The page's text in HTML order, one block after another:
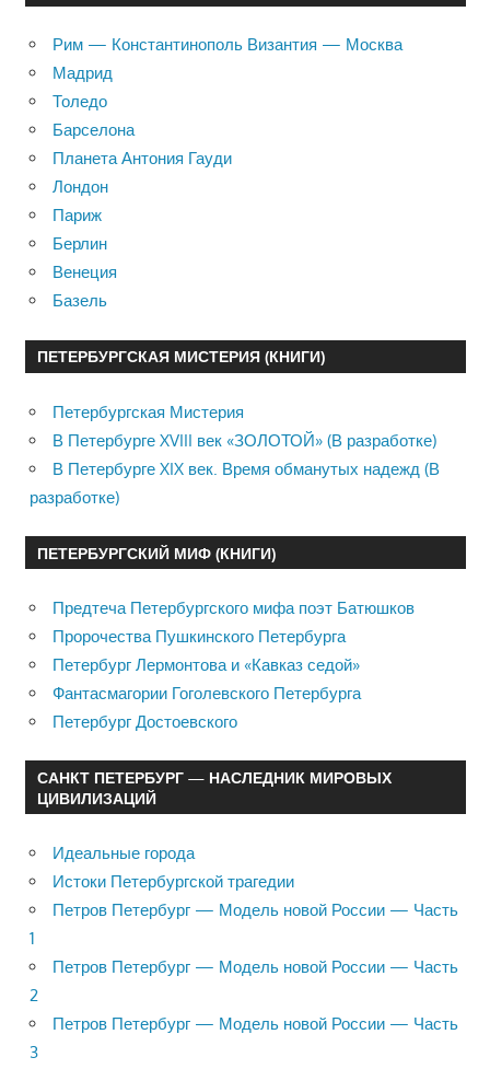
Рим — Константинополь Византия — Москва
Мадрид
Толедо
Барселона
Планета Антония Гауди
Лондон
Париж
Берлин
Венеция
Базель
ПЕТЕРБУРГСКАЯ МИСТЕРИЯ (КНИГИ)
Петербургская Мистерия
В Петербурге XVIII век «ЗОЛОТОЙ» (В разработке)
В Петербурге XIX век. Время обманутых надежд (В
разработке)
ПЕТЕРБУРГСКИЙ МИФ (КНИГИ)
Предтеча Петербургского мифа поэт Батюшков
Пророчества Пушкинского Петербурга
Петербург Лермонтова и «Кавказ седой»
Фантасмагории Гоголевского Петербурга
Петербург Достоевского
САНКТ ПЕТЕРБУРГ — НАСЛЕДНИК МИРОВЫХ
ЦИВИЛИЗАЦИЙ
Идеальные города
Истоки Петербургской трагедии
Петров Петербург — Модель новой России — Часть
1
Петров Петербург — Модель новой России — Часть
2
Петров Петербург — Модель новой России — Часть
3